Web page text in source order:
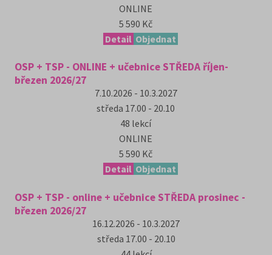
ONLINE
5 590 Kč
Detail Objednat
OSP + TSP - ONLINE + učebnice STŘEDA říjen-
březen 2026/27
7.10.2026 - 10.3.2027
středa 17.00 - 20.10
48 lekcí
ONLINE
5 590 Kč
Detail Objednat
OSP + TSP - online + učebnice STŘEDA prosinec -
březen 2026/27
16.12.2026 - 10.3.2027
středa 17.00 - 20.10